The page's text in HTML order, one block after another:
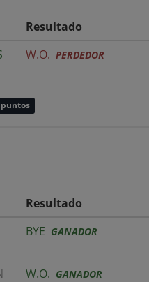
Resultado
W.O. PERDEDOR
puntos
Resultado
BYE GANADOR
W.O. GANADOR